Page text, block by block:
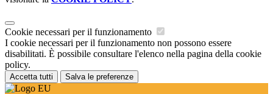
Cookie necessari per il funzionamento
I cookie necessari per il funzionamento non possono essere
disabilitati. È possibile consultare l'elenco nella pagina della cookie
policy.
Accetta tutti Salva le preferenze